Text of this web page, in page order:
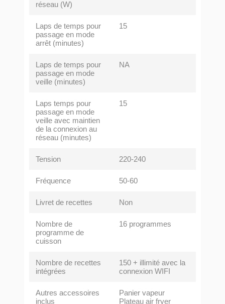
réseau (W)
Laps de temps pour
passage en mode
arrêt (minutes)
15
Laps de temps pour
passage en mode
veille (minutes)
NA
Laps temps pour
passage en mode
veille avec maintien
de la connexion au
réseau (minutes)
15
Tension 220-240
Fréquence 50-60
Livret de recettes Non
Nombre de
programme de
cuisson
16 programmes
Nombre de recettes
intégrées
150 + illimité avec la
connexion WIFI
Autres accessoires
inclus
Panier vapeur
Plateau air fryer